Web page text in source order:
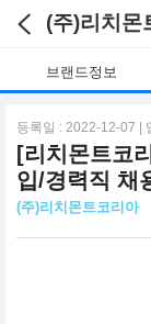
(주)리치몬
브랜드정보
등록일 : 2022-12-07 |
[리치몬트코
입/경력직 채
(주)리치몬트코리아